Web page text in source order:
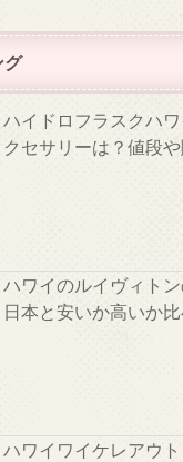
グ
ハイドロフラスクハ
クセサリーは？値段
ハワイのルイヴィト
日本と安いか高いか比
ハワイワイケレアウ